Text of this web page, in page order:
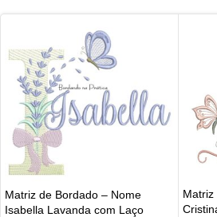
Matriz de Bordado – Nome
Isabella Lavanda com Laço
Matriz